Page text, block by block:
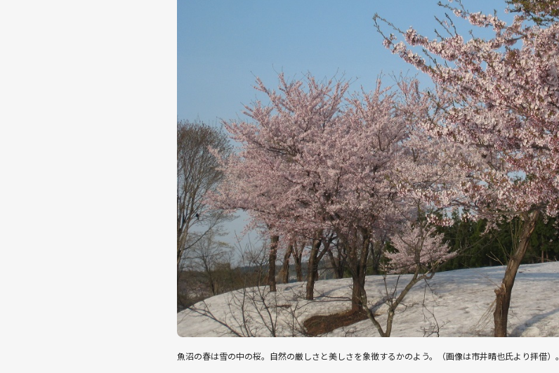
魚沼の春は雪の中の桜。自然の厳しさと美しさを象徴するかのよう。（画像は市井晴也氏より拝借）。